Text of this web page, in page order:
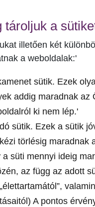
tároljuk a
illetően két
a weboldalak:'
sütik. Ezek
addig maradnak az
ki nem lép.'
sütik. Ezek a sütik
törlésig maradnak
a süti mennyi ideig
az függ az adott
A pontos